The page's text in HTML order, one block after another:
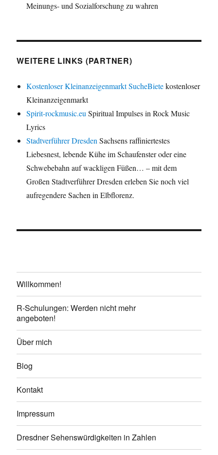
Meinungs- und Sozialforschung zu wahren
WEITERE LINKS (PARTNER)
Kostenloser Kleinanzeigenmarkt SucheBietekostenloser
Kleinanzeigenmarkt
Spirit-rockmusic.eu Spiritual Impulses in Rock Music
Lyrics
Stadtverführer Dresden Sachsens raffiniertestes
Liebesnest, lebende Kühe im Schaufenster oder eine
Schwebebahn auf wackligen Füßen… – mit dem
Großen Stadtverführer Dresden erleben Sie noch viel
aufregendere Sachen in Elbflorenz.
Willkommen!
R-Schulungen: Werden nicht mehr
angeboten!
Über mich
Blog
Kontakt
Impressum
Dresdner Sehenswürdigkeiten in Zahlen